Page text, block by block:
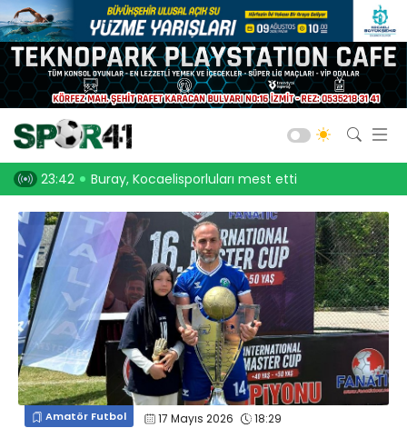
mest etti 23:30 Onurcan Piri: Kocaeli Stadı’nın atmosferini biliyorum
Amatör Futbol 17 Mayıs 2026 18:29
Kocaelispor
Gölcük
Bld. Derince
Darıca GB.
Salon Sporları
Okul Sporları
Web TV Galeri Yazarlar
info@spor41.com